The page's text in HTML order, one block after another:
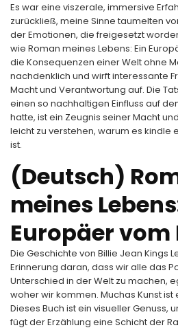
Es war eine viszerale, immersive
zurückließ, meine Sinne taumelten
der Emotionen, die freigesetzt
wie Roman meines Lebens: Ein
die Konsequenzen einer Welt ohne
nachdenklich und wirft interessante
Macht und Verantwortung auf. Die
einen so nachhaltigen Einfluss auf
hatte, ist ein Zeugnis seiner Macht
leicht zu verstehen, warum es kindle
ist.
(Deutsch)
meines
Europäer vom
Die Geschichte von Billie Jean Kings
Erinnerung daran, dass wir alle das
Unterschied in der Welt zu machen,
woher wir kommen. Muchas Kunst
Dieses Buch ist ein visueller Genuss,
fügt der Erzählung eine Schicht der